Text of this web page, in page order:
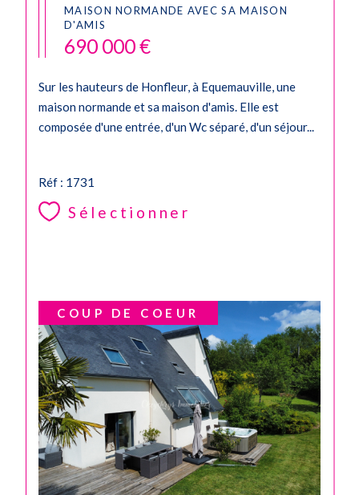
MAISON NORMANDE AVEC SA MAISON
D'AMIS
690 000 €
Sur les hauteurs de Honfleur, à Equemauville, une
maison normande et sa maison d'amis. Elle est
composée d'une entrée, d'un Wc séparé, d'un séjour...
Réf : 1731
Sélectionner
COUP DE COEUR